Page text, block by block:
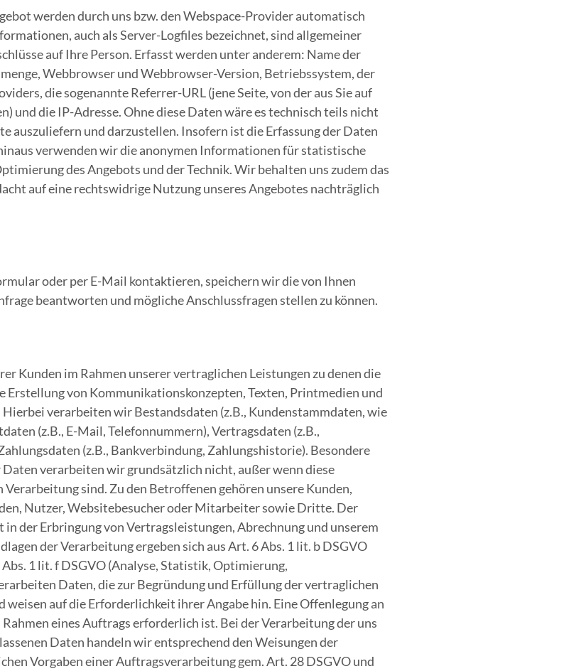
werden durch uns bzw. den Webspace-Provider automatisch
auch als Server-Logfiles bezeichnet, sind allgemeiner
auf Ihre Person. Erfasst werden unter anderem: Name der
Webbrowser und Webbrowser-Version, Betriebssystem, der
die sogenannte Referrer-URL (jene Seite, von der aus Sie auf
und die IP-Adresse. Ohne diese Daten wäre es technisch teils nicht
auszuliefern und darzustellen. Insofern ist die Erfassung der Daten
verwenden wir die anonymen Informationen für statistische
des Angebots und der Technik. Wir behalten uns zudem das
auf eine rechtswidrige Nutzung unseres Angebotes nachträglich
oder per E-Mail kontaktieren, speichern wir die von Ihnen
beantworten und mögliche Anschlussfragen stellen zu können.
Kunden im Rahmen unserer vertraglichen Leistungen zu denen die
Erstellung von Kommunikationskonzepten, Texten, Printmedien und
verarbeiten wir Bestandsdaten (z.B., Kundenstammdaten, wie
(z.B., E-Mail, Telefonnummern), Vertragsdaten (z.B.,
(z.B., Bankverbindung, Zahlungshistorie). Besondere
verarbeiten wir grundsätzlich nicht, außer wenn diese
sind. Zu den Betroffenen gehören unsere Kunden,
Nutzer, Websitebesucher oder Mitarbeiter sowie Dritte. Der
der Erbringung von Vertragsleistungen, Abrechnung und unserem
der Verarbeitung ergeben sich aus Art. 6 Abs. 1 lit. b DSGVO
1 lit. f DSGVO (Analyse, Statistik, Optimierung,
Daten, die zur Begründung und Erfüllung der vertraglichen
auf die Erforderlichkeit ihrer Angabe hin. Eine Offenlegung an
eines Auftrags erforderlich ist. Bei der Verarbeitung der uns
Daten handeln wir entsprechend den Weisungen der
Vorgaben einer Auftragsverarbeitung gem. Art. 28 DSGVO und